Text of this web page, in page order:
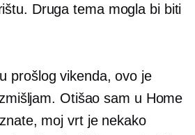
Druga tema mogla bi biti
prošlog vikenda, ovo je
Otišao sam u Home
moj vrt je nekako